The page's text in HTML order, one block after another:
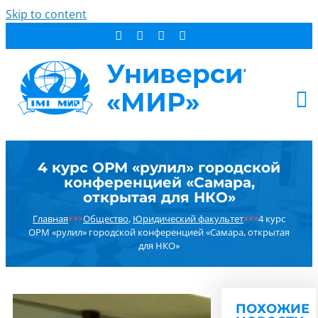
Skip to content
СТУДЕНТУ
ДОПОБРАЗОВАНИЕ
ОБ УНИВЕРСИТЕТЕ
НОВОСТИ
РЕЗУЛЬТАТ ПОИСКА:
4 курс ОРМ «рулил» городской
конференцией «Самара,
открытая для НКО»
Главная×××Общество, Юридический факультет×××4 курс
ОРМ «рулил» городской конференцией «Самара, открытая
для НКО»
ПОХОЖИЕ